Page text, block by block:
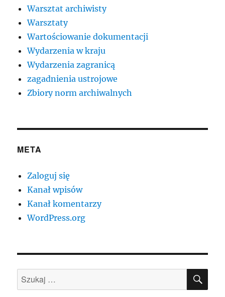
Warsztat archiwisty
Warsztaty
Wartościowanie dokumentacji
Wydarzenia w kraju
Wydarzenia zagranicą
zagadnienia ustrojowe
Zbiory norm archiwalnych
META
Zaloguj się
Kanał wpisów
Kanał komentarzy
WordPress.org
Szukaj: